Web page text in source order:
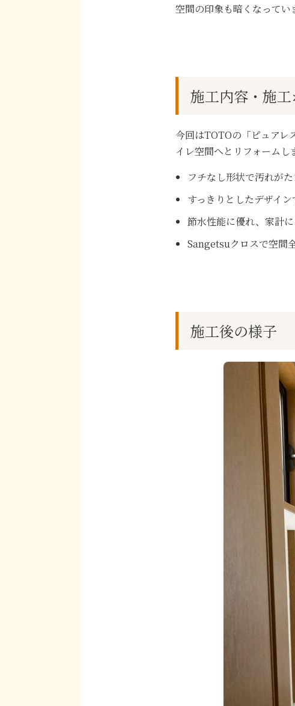
空間の印象も暗くなってい
施工内容・施工
今回はTOTOの「ピュアレ
イレ空間へとリフォームし
フチなし形状で汚れが
すっきりとしたデザイ
節水性能に優れ、家計
Sangetsuクロスで空間
施工後の様子